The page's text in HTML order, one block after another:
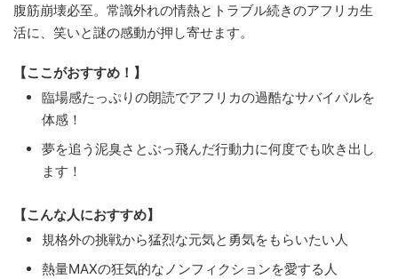
腹筋崩壊必至。常識外れの情熱とトラブル続きのアフリカ生
活に、笑いと謎の感動が押し寄せます。
【ここがおすすめ！】
臨場感たっぷりの朗読でアフリカの過酷なサバイバルを
体感！
夢を追う泥臭さとぶっ飛んだ行動力に何度でも吹き出し
ます！
【こんな人におすすめ】
規格外の挑戦から猛烈な元気と勇気をもらいたい人
熱量MAXの狂気的なノンフィクションを愛する人